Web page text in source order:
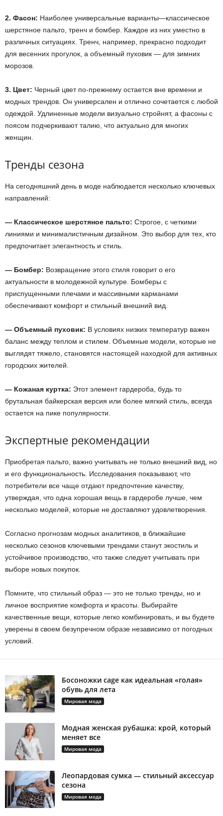
2. Фасон: Наиболее универсальные варианты—классическое
шерстяное пальто, тренч и бомбер. Каждое из них уместно в
различных ситуациях. Тренч, например, прекрасно подходит
для весенних прогулок, а объемный пуховик — для зимних
морозов.
3. Цвет: Черный цвет по-прежнему остается вне времени и
модных трендов. Он универсален и отлично сочетается с любой
одеждой. Удлиненные модели визуально стройнят, а фасоны с
поясом подчеркивают талию, что актуально для многих
женщин.
Тренды сезона
На сегодняшний день в моде наблюдается несколько ключевых
направлений:
— Классическое шерстяное пальто: Строгое, с четкими
линиями и минималистичным дизайном. Это выбор для тех, кто
предпочитает элегантность и стиль.
— Бомбер: Возвращение этого стиля говорит о его
актуальности в молодежной культуре. Бомберы с
приспущенными плечами и массивными карманами
обеспечивают комфорт и стильный внешний вид.
— Объемный пуховик: В условиях низких температур важен
баланс между теплом и стилем. Объемные модели, которые не
выглядят тяжело, становятся настоящей находкой для активных
городских жителей.
— Кожаная куртка: Этот элемент гардероба, будь то
брутальная байкерская версия или более мягкий стиль, всегда
остается на пике популярности.
Экспертные рекомендации
Приобретая пальто, важно учитывать не только внешний вид, но
и его функциональность. Исследования показывают, что
потребители все чаще отдают предпочтение качеству,
утверждая, что одна хорошая вещь в гардеробе лучше, чем
несколько моделей, которые не доставляют удовлетворения.
Согласно прогнозам модных аналитиков, в ближайшие
несколько сезонов ключевыми трендами станут экостиль и
устойчивое производство, что также следует учитывать при
выборе новых покупок.
Помните, что стильный образ — это не только тренды, но и
личное восприятие комфорта и красоты. Выбирайте
качественные вещи, которые легко комбинировать, и вы будете
уверены в своем безупречном образе независимо от погодных
условий.
Босоножки cage как идеальная «голая»
обувь для лета
Мировая мода
Модная женская рубашка: крой, который
меняет все
Мировая мода
Леопардовая сумка — стильный аксессуар
сезона
Мировая мода